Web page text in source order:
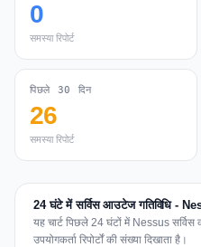
0
समस्या रिपोर्ट
पिछले 30 दिन
26
समस्या रिपोर्ट
24 घंटे में सर्विस आउटेज गतिविधि -
यह चार्ट पिछले 24 घंटों में Nessus
उपयोगकर्ता रिपोर्टों की संख्या दिखाता है।